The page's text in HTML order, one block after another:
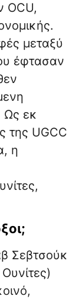
OCU,
μεταξύ
έφτασαν
Ως εκ
της UGCC
η
Σεβτσούκ